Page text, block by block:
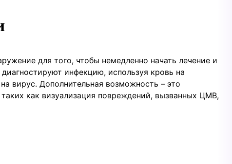
для того, чтобы немедленно начать лечение и
инфекцию, используя кровь на
вирус. Дополнительная возможность – это
как визуализация повреждений, вызванных ЦМВ,